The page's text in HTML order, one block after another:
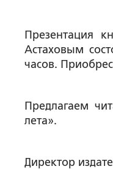
Презентация
Астаховым
часов.
Предлагаем
лета».
Директор